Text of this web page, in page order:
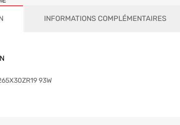
INFORMATIONS COMPLÉMENTAIRES
93W